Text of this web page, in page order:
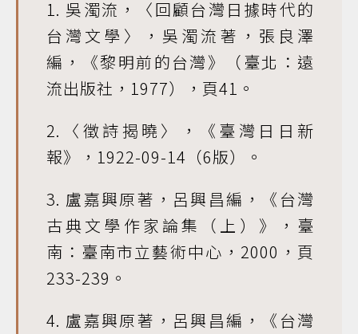
1. 吳濁流，〈回顧台灣日據時代的
台灣文學〉，吳濁流著，張良澤
編，《黎明前的台灣》（臺北：遠
流出版社，1977），頁41。
2.〈徵詩揭曉〉，《臺灣日日新
報》，1922-09-14（6版）。
3. 盧嘉興原著，呂興昌編，《台灣
古典文學作家論集（上）》，臺
南：臺南市立藝術中心，2000，頁
233-239。
4. 盧嘉興原著，呂興昌編，《台灣